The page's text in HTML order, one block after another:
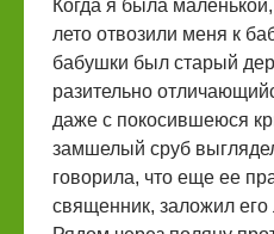
Когда я была
лето отвозили меня к
бабушки был старый
разительно
даже с покосившеюся
замшелый сруб
говорила, что еще ее
священник, заложил его